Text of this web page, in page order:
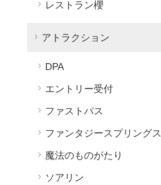
レストラン櫻
アトラクション
DPA
エントリー受付
ファストパス
ファンタジースプリングス
魔法のものがたり
ソアリン